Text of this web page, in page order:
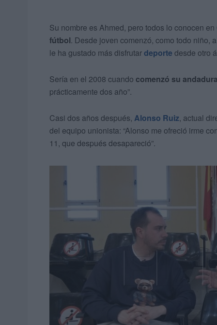
Su nombre es Ahmed, pero todos lo conocen
fútbol. Desde joven comenzó, como todo niño,
le ha gustado más disfrutardeporte desde otro
Sería en el 2008 cuando comenzó su
prácticamente dos año”.
Casi dos años después, Alonso Ruiz, actual
del equipo unionista: “Alonso me ofreció irme
11, que después desapareció”.